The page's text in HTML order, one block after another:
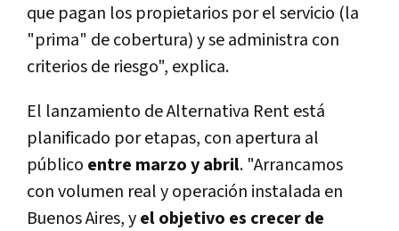
que pagan los propietarios por el servicio (la
"prima" de cobertura) y se administra con
criterios de riesgo", explica.
El lanzamiento de Alternativa Rent está
planificado por etapas, con apertura al
público entre marzo y abril. "Arrancamos
con volumen real y operación instalada en
Buenos Aires, yel objetivo es crecer de